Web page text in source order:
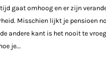
gaat omhoog en er zijn
Misschien lijkt je pensioen
andere kant is het nooit te
je...